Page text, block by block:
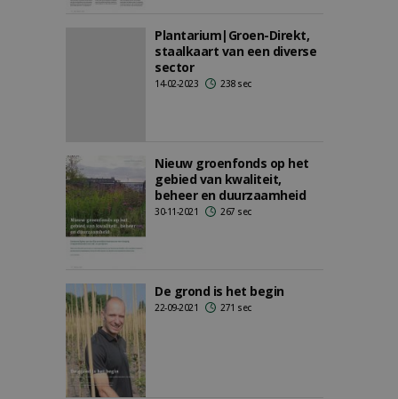
Plantarium|Groen-Direkt,
staalkaart van een diverse
sector
14-02-2023 238 sec
Nieuw groenfonds op het
gebied van kwaliteit,
beheer en duurzaamheid
30-11-2021 267 sec
De grond is het begin
22-09-2021 271 sec